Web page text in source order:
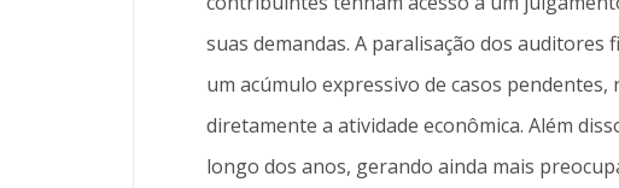
suas demandas. A paralisação dos
um acúmulo expressivo de casos
diretamente a atividade econômica. Além
longo dos anos, gerando ainda mais